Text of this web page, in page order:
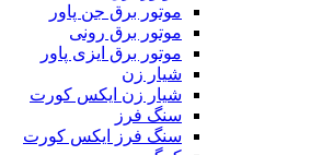
موتور برق جن پاور
موتور برق رونی
موتور برق ایزی پاور
شیار زن
شیار زن ایکس کورت
سنگ فرز
سنگ فرز ایکس کورت